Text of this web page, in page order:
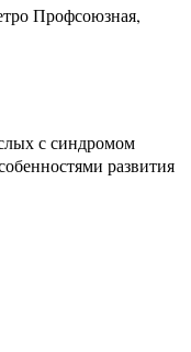
Профсоюзная,
с синдромом
развития